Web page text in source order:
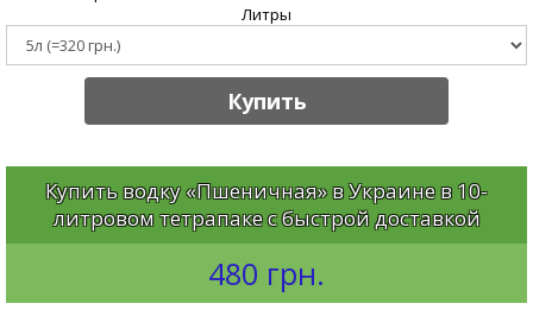
Литры
Купить
Купить водку «Пшеничная» в Украине в 10-
литровом тетрапаке с быстрой доставкой
480 грн.